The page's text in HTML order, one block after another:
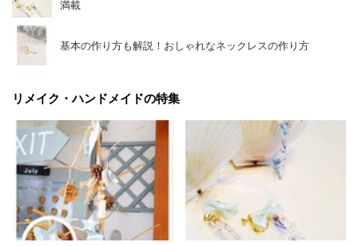
満載
基本の作り方も解説！おしゃれなネックレスの作り方
リメイク・ハンドメイドの特集